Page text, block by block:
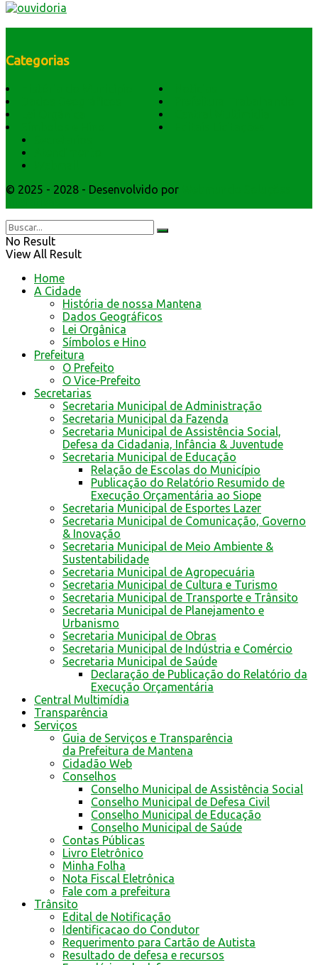
Categorias
© 2025 - 2028 - Desenvolvido por
No Result
View All Result
Home
A Cidade
História de nossa Mantena
Dados Geográficos
Lei Orgânica
Símbolos e Hino
Prefeitura
O Prefeito
O Vice-Prefeito
Secretarias
Secretaria Municipal de Administração
Secretaria Municipal da Fazenda
Secretaria Municipal de Assistência Social,
Defesa da Cidadania, Infância & Juventude
Secretaria Municipal de Educação
Relação de Escolas do Município
Publicação do Relatório Resumido de
Execução Orçamentária ao Siope
Secretaria Municipal de Esportes Lazer
Secretaria Municipal de Comunicação, Governo
& Inovação
Secretaria Municipal de Meio Ambiente &
Sustentabilidade
Secretaria Municipal de Agropecuária
Secretaria Municipal de Cultura e Turismo
Secretaria Municipal de Transporte e Trânsito
Secretaria Municipal de Planejamento e
Urbanismo
Secretaria Municipal de Obras
Secretaria Municipal de Indústria e Comércio
Secretaria Municipal de Saúde
Declaração de Publicação do Relatório da
Execução Orçamentária
Central Multimídia
Transparência
Serviços
Guia de Serviços e Transparência
da Prefeitura de Mantena
Cidadão Web
Conselhos
Conselho Municipal de Assistência Social
Conselho Municipal de Defesa Civil
Conselho Municipal de Educação
Conselho Municipal de Saúde
Contas Públicas
Livro Eletrônico
Minha Folha
Nota Fiscal Eletrônica
Fale com a prefeitura
Trânsito
Edital de Notificação
Identificacao do Condutor
Requerimento para Cartão de Autista
Resultado de defesa e recursos